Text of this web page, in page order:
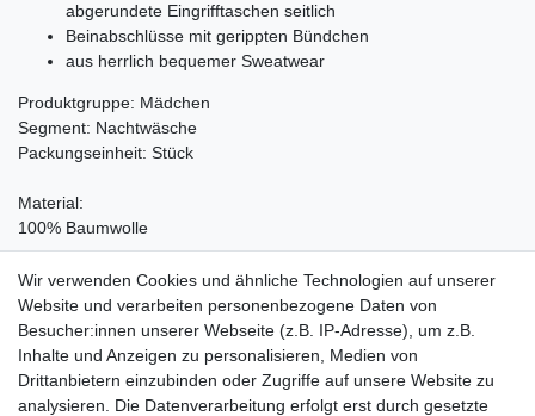
abgerundete Eingrifftaschen seitlich
Beinabschlüsse mit gerippten Bündchen
aus herrlich bequemer Sweatwear
Produktgruppe: Mädchen
Segment: Nachtwäsche
Packungseinheit: Stück
Material:
100% Baumwolle
Pflegehinweis:
Waschen bei 40°C, Nicht bleichen, Trockner (Stufe 1), Handwarm
bügeln Stufe 1, Nicht chemisch reinigen
Wir verwenden Cookies und ähnliche Technologien auf unserer
Website und verarbeiten personenbezogene Daten von
Besucher:innen unserer Webseite (z.B. IP-Adresse), um z.B.
Inhalte und Anzeigen zu personalisieren, Medien von
Drittanbietern einzubinden oder Zugriffe auf unsere Website zu
analysieren. Die Datenverarbeitung erfolgt erst durch gesetzte